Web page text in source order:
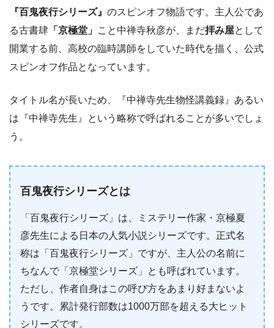
『百鬼夜行シリーズ』 のスピンオフ物語です。主人公であ
る古書肆 「京極堂」 こと中禅寺秋彦が、まだ拝み屋として
開業する前、高校の臨時講師をしていた時代を描く、公式
スピンオフ作品となっています。
タイトル名が長いため、『中禅寺先生物怪講義録』あるい
は『中禅寺先生』という略称で呼ばれることが多いでしょ
う。
百鬼夜行シリーズとは
「百鬼夜行シリーズ」は、ミステリー作家・京極夏
彦先生による日本の人気小説シリーズです。正式名
称は「百鬼夜行シリーズ」ですが、主人公の名前に
ちなんで「京極堂シリーズ」とも呼ばれています。
ただし、作者自身はこの呼び方をあまり好まないよ
うです。累計発行部数は1000万部を超える大ヒット
シリーズです。